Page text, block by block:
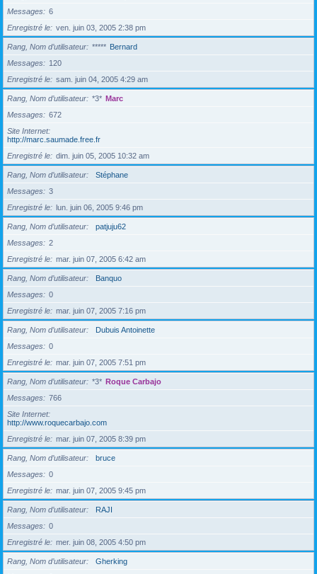
Messages
6
Enregistré le
ven. juin 03, 2005 2:38 pm
Rang, Nom d’utilisateur ***** Bernard
Messages
120
Enregistré le
sam. juin 04, 2005 4:29 am
Rang, Nom d’utilisateur *3* Marc
Messages
672
Site Internet
http://marc.saumade.free.fr
Enregistré le
dim. juin 05, 2005 10:32 am
Rang, Nom d’utilisateur
Stéphane
Messages
3
Enregistré le
lun. juin 06, 2005 9:46 pm
Rang, Nom d’utilisateur
patjuju62
Messages
2
Enregistré le
mar. juin 07, 2005 6:42 am
Rang, Nom d’utilisateur
Banquo
Messages
0
Enregistré le
mar. juin 07, 2005 7:16 pm
Rang, Nom d’utilisateur
Dubuis Antoinette
Messages
0
Enregistré le
mar. juin 07, 2005 7:51 pm
Rang, Nom d’utilisateur *3* Roque Carbajo
Messages
766
Site Internet
http://www.roquecarbajo.com
Enregistré le
mar. juin 07, 2005 8:39 pm
Rang, Nom d’utilisateur
bruce
Messages
0
Enregistré le
mar. juin 07, 2005 9:45 pm
Rang, Nom d’utilisateur
RAJI
Messages
0
Enregistré le
mer. juin 08, 2005 4:50 pm
Rang, Nom d’utilisateur
Gherking